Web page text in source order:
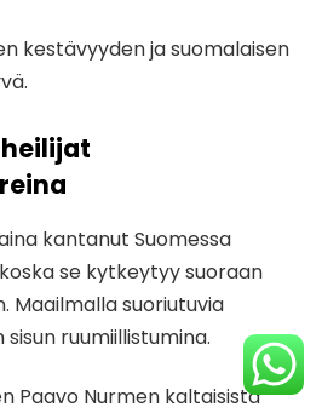
kestävyyden ja suomalaisen
kantanut Suomessa
se kytkeytyy suoraan
Maailmalla suoriutuvia
sisun ruumiillistumina.
Paavo Nurmen kaltaisista